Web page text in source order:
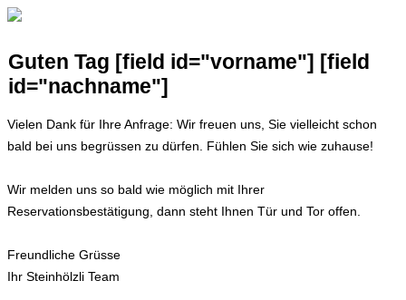
Guten Tag [field id="vorname"] [field
id="nachname"]
Vielen Dank für Ihre Anfrage: Wir freuen uns, Sie vielleicht schon
bald bei uns begrüssen zu dürfen. Fühlen Sie sich wie zuhause!
Wir melden uns so bald wie möglich mit Ihrer
Reservationsbestätigung, dann steht Ihnen Tür und Tor offen.
Freundliche Grüsse
Ihr Steinhölzli Team